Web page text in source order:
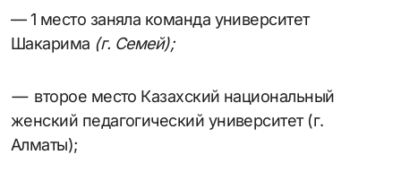
— 1 место заняла команда университет
Шакарима (г. Семей);
— второе место Казахский национальный
женский педагогический университет (г.
Алматы);